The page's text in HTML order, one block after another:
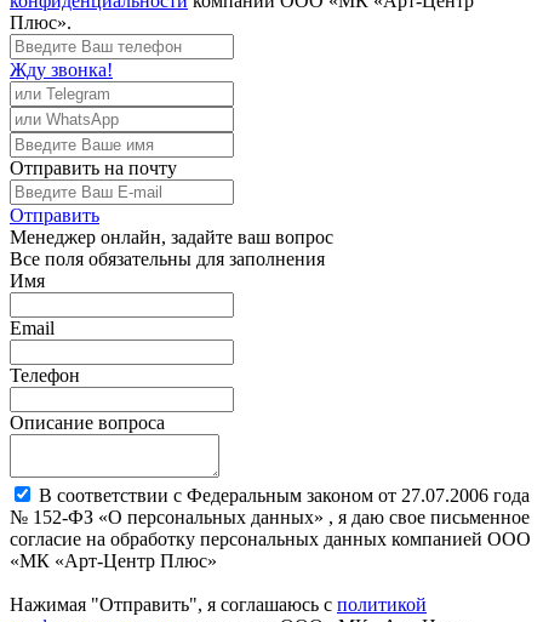
Плюс».
Жду звонка!
Отправить на почту
Отправить
Менеджер онлайн, задайте ваш вопрос
Все поля обязательны для заполнения
Имя
Email
Телефон
Описание вопроса
В соответствии с Федеральным законом от 27.07.2006 года
№ 152-ФЗ «О персональных данных» , я даю свое письменное
согласие на обработку персональных данных компанией ООО
«МК «Арт-Центр Плюс»
Нажимая "Отправить", я соглашаюсь с политикой